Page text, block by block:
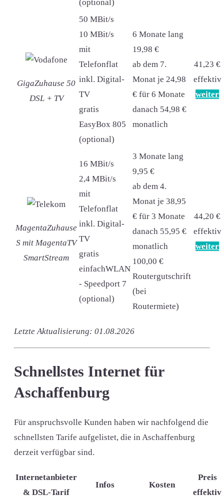
(optional)
GigaZuhause 50
DSL + TV
50 MBit/s
10 MBit/s
mit
Telefonflat
inkl. Digital-
TV
gratis
EasyBox 805
(optional)
6 Monate lang
19,98 €
ab dem 7.
Monat je 24,98
€ für 6 Monate
danach 54,98 €
monatlich
41,23 €
effektiv
weiter
MagentaZuhause
S mit MagentaTV
SmartStream
16 MBit/s
2,4 MBit/s
mit
Telefonflat
inkl. Digital-
TV
gratis
einfachWLAN
- Speedport 7
(optional)
3 Monate lang
9,95 €
ab dem 4.
Monat je 38,95
€ für 3 Monate
danach 55,95 €
monatlich
100,00 €
Routergutschrift
(bei
Routermiete)
44,20 €
effektiv
weiter
Letzte Aktualisierung: 01.08.2026
Schnellstes Internet für
Aschaffenburg
Für anspruchsvolle Kunden haben wir nachfolgend die
schnellsten Tarife aufgelistet, die in Aschaffenburg
derzeit verfügbar sind.
Internetanbieter
& DSL-Tarif
Infos Kosten
Preis
effektiv